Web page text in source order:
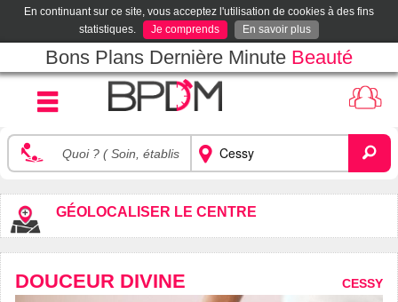
En continuant sur ce site, vous acceptez l'utilisation de cookies à des fins
statistiques.
Je comprends En savoir plus
Bons Plans Dernière Minute Beauté
GÉOLOCALISER LE CENTRE
DOUCEUR DIVINE CESSY